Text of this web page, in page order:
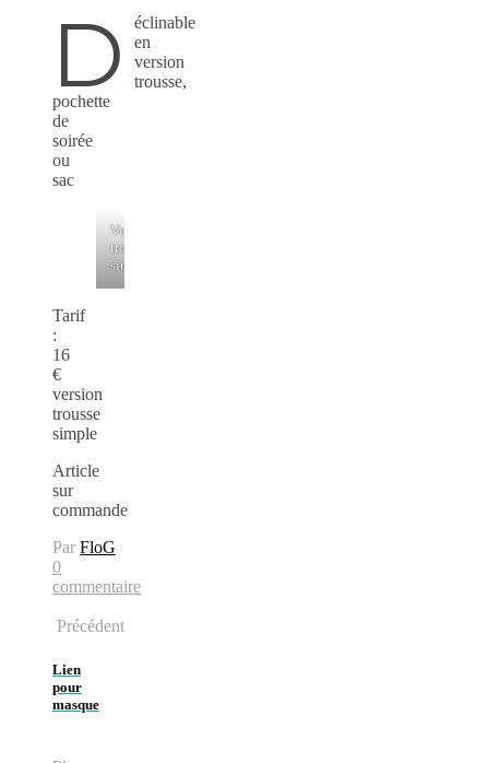
D
éclinable
en
version
trousse,
pochette
de
soirée
ou
sac
Version
trousse
simple
Tarif
:
16
€
version
trousse
simple
Article
sur
commande
Par FloG
0
commentaire
Précédent
Lien
pour
masque